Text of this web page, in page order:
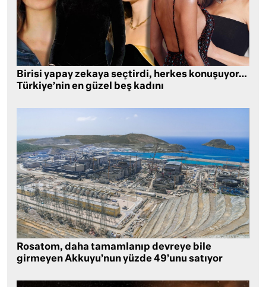
Birisi yapay zekaya seçtirdi, herkes konuşuyor…
Türkiye’nin en güzel beş kadını
Rosatom, daha tamamlanıp devreye bile
girmeyen Akkuyu’nun yüzde 49’unu satıyor